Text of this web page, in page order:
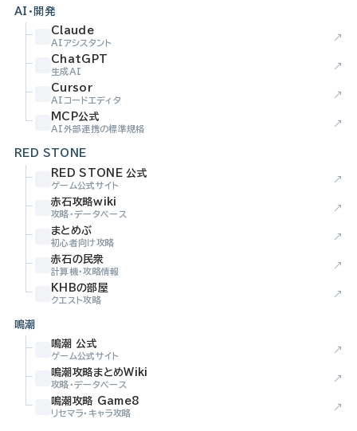
AI・開発
Claude
AIアシスタント
↗
ChatGPT
生成AI
↗
Cursor
AIコードエディタ
↗
MCP公式
AI外部連携の標準規格
↗
RED STONE
RED STONE 公式
ゲーム公式サイト
↗
赤石攻略wiki
攻略・データベース
↗
まとめぶ
初心者向け攻略
↗
赤石の民衆
計算機・攻略情報
↗
KHBの部屋
クエスト攻略
↗
鳴潮
鳴潮 公式
ゲーム公式サイト
↗
鳴潮攻略まとめWiki
攻略・データベース
↗
鳴潮攻略 Game8
リセマラ・キャラ攻略
↗